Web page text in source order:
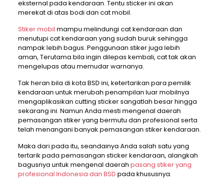
eksternal pada kendaraan. Tentu sticker ini akan
merekat di atas bodi dan cat mobil.
Stiker mobil mampu melindungi cat kendaraan dan
menutupi cat kendaraan yang sudah buruk sehingga
nampak lebih bagus. Penggunaan stiker juga lebih
aman, Terutama bila ingin dilepas kembali, cat tak akan
mengelupas atau memudar warnanya.
Tak heran bila di kota BSD ini, ketertarikan para pemilik
kendaraan untuk merubah penampilan luar mobilnya
mengaplikasikan cutting sticker sangatlah besar hingga
sekarang ini. Namun Anda mesti mengenal daerah
pemasangan stiker yang bermutu dan profesional serta
telah menangani banyak pemasangan stiker kendaraan.
Maka dari pada itu, seandainya Anda salah satu yang
tertarik pada pemasangan sticker kendaraan, alangkah
bagusnya untuk mengenal daerah pasang stiker yang
profesional Indonesia dan BSD pada khususnya.